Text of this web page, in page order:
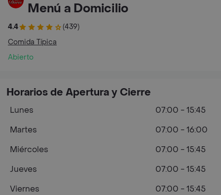
Menú a Domicilio
4.4
(439)
Comida Típica
Abierto
Horarios de Apertura y Cierre
Lunes
07:00 - 15:45
Martes
07:00 - 16:00
Miércoles
07:00 - 15:45
Jueves
07:00 - 15:45
Viernes
07:00 - 15:45